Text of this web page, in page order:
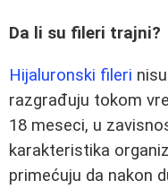
Da li su fileri trajni?
Hijaluronski fileri
razgrađuju tokom
18 meseci, u
karakteristika
primećuju da nakon